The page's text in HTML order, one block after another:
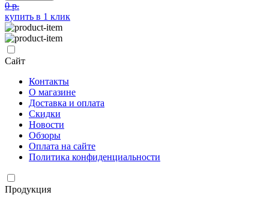
0 р.
купить в 1 клик
Сайт
Контакты
О магазине
Доставка и оплата
Скидки
Новости
Обзоры
Оплата на сайте
Политика конфиденциальности
Продукция